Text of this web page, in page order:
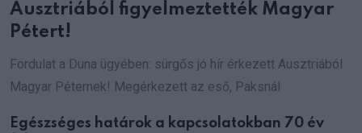
Ausztriából figyelmeztették Magyar
Pétert!
Fordulat a Duna ügyében: sürgős jó hír érkezett Ausztriából
Magyar Péternek! Megérkezett az eső, Paksnál
Egészséges határok a kapcsolatokban 70 év